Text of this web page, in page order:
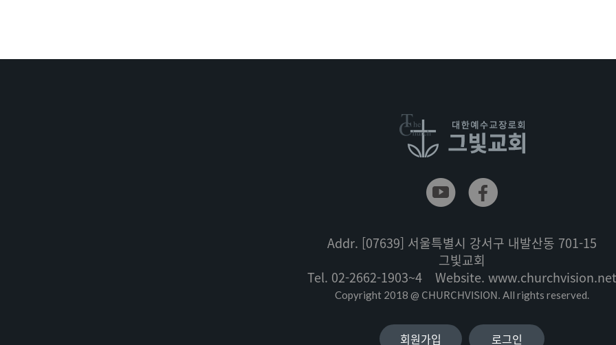
Addr. [07639] 서울특별시 강서구 내발산동 701-15
그빛교회
Tel. 02-2662-1903~4 Website. www.churchvision.net
Copyright 2018 @ CHURCHVISION. All rights reserved.
회원가입 로그인